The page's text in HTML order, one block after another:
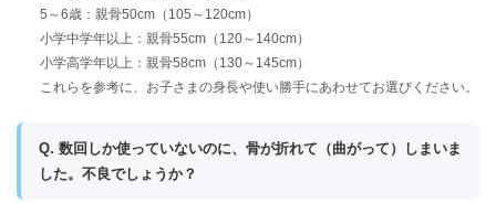
5～6歳：親骨50cm（105～120cm）
小学中学年以上：親骨55cm（120～140cm）
小学高学年以上：親骨58cm（130～145cm）
これらを参考に、お子さまの身長や使い勝手にあわせてお選びください。
Q. 数回しか使っていないのに、骨が折れて（曲がって）しまいま
した。不良でしょうか？